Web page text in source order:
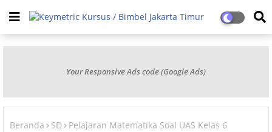
Your Responsive Ads code (Google Ads)
Beranda SD Pelajaran Matematika Soal UAS Kelas 6